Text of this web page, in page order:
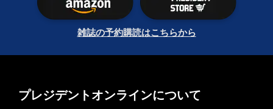
雑誌の予約購読はこちらから
プレジデントオンラインについて